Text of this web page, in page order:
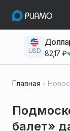
USD 82,17 ₽
Главная
балет»